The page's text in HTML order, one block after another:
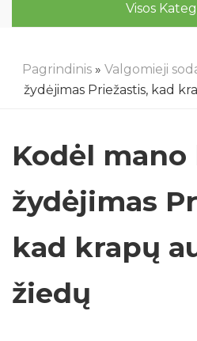
Visos
Pagrindinis» Valgomieji
žydėjimas Priežastis, kad
Kodėl mano
žydėjimas
kad krapų
žiedų